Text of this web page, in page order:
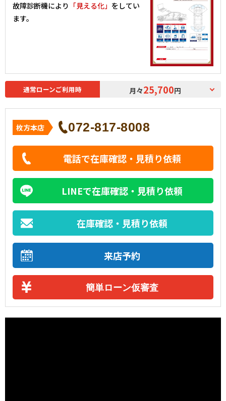
故障診断機により 「見える化」 をしてい
ます。
通常ローンご利用時 月々25,700円
枚方本店 072-817-8008
電話で在庫確認・見積り依頼
LINEで在庫確認・見積り依頼
在庫確認・見積り依頼
来店予約
簡単ローン仮審査